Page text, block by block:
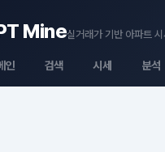
Mine실거래가 기반 아파트
인 검색 시세 분석